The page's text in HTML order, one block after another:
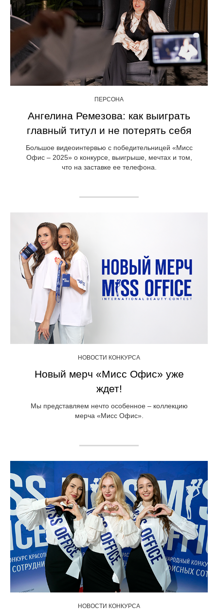
ПЕРСОНА
Ангелина Ремезова: как выиграть
главный титул и не потерять себя
Большое видеоинтервью с победительницей «Мисс
Офис – 2025» о конкурсе, выигрыше, мечтах и том,
что на заставке ее телефона.
НОВОСТИ КОНКУРСА
Новый мерч «Мисс Офис» уже
ждет!
Мы представляем нечто особенное – коллекцию
мерча «Мисс Офис».
НОВОСТИ КОНКУРСА